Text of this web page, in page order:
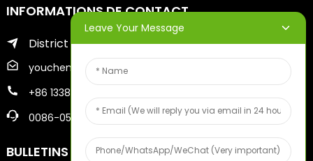
INFORMATIONS DE CONTACT
District de Zhifu de la ville de Yantai
youcheng@ytscreenprinter.com
+86 13386383930
0086-05356730996
BULLETINS D'INFORMATION
Leave Your Message